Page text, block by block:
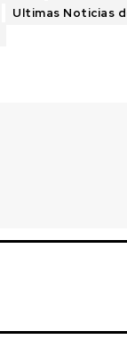
Ultimas Noticias